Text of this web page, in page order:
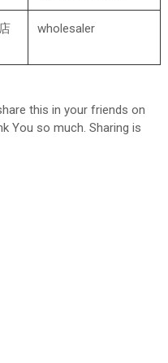
wholesaler
this in your friends on
You so much. Sharing is